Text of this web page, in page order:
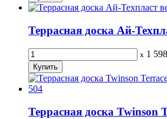
Террасная доска Ай-
x 1 598
Террасная доска Twinson